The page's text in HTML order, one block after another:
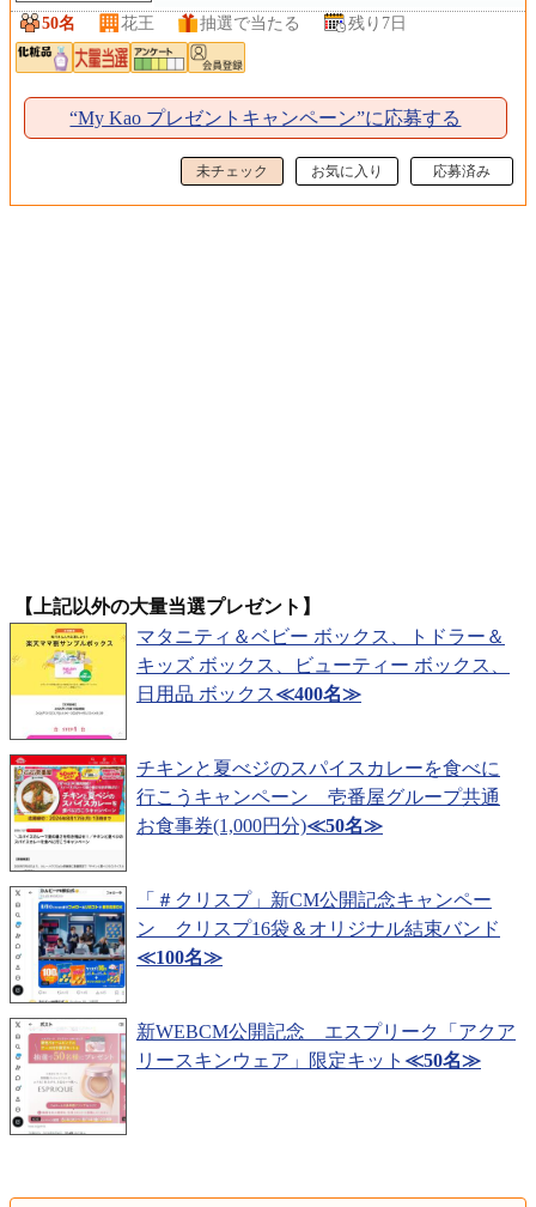
50名 花王 抽選で当たる 残り7日
“My Kao プレゼントキャンペーン”に応募する
未チェック お気に入り 応募済み
【上記以外の大量当選プレゼント】
マタニティ＆ベビー ボックス、トドラー＆
キッズ ボックス、ビューティー ボックス、
日用品 ボックス≪400名≫
チキンと夏べジのスパイスカレーを食べに
行こうキャンペーン 壱番屋グループ共通
お食事券(1,000円分)≪50名≫
「＃クリスプ」新CM公開記念キャンペー
ン クリスプ16袋＆オリジナル結束バンド
≪100名≫
新WEBCM公開記念 エスプリーク「アクア
リースキンウェア」限定キット ≪50名≫